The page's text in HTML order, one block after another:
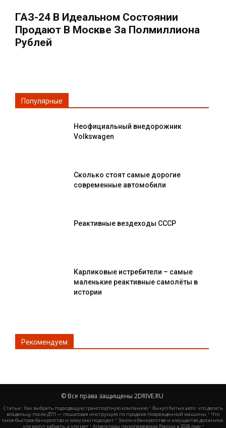
ГАЗ-24 В Идеальном Состоянии
Продают В Москве За Полмиллиона
Рублей
Популярные
Неофициальный внедорожник
Volkswagen
Сколько стоят самые дорогие
современные автомобили
Реактивные вездеходы СССР
Карликовые истребители – самые
маленькие реактивные самолёты в
истории
Рекомендуем
© Все права защищены 2DRIVE.RU
Статьи : Как выбрать подходящую транспортную компанию· Выкуп битых авто: что делать
владельцу после ДТП — пошаговая инструкция по продаже поврежденной машины· Что
такое быстрое банкротство и кому оно подходит · Закон о банкротстве и имущество должника:
что могут забрать, а что нет· Агрегаторы грузоперевозок России в 2026 году·